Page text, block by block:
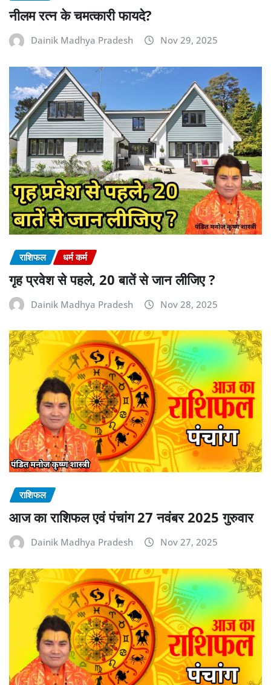
नीलम रत्न के चमत्कारी फायदे?
Dainik Madhya Pradesh Nov 29, 2025
राशिफल धर्म कर्म
गृह प्रवेश से पहले, 20 बातें से जान लीजिए ?
Dainik Madhya Pradesh Nov 28, 2025
राशिफल
आज का राशिफल एवं पंचांग 27 नवंबर 2025 गुरुवार
Dainik Madhya Pradesh Nov 27, 2025